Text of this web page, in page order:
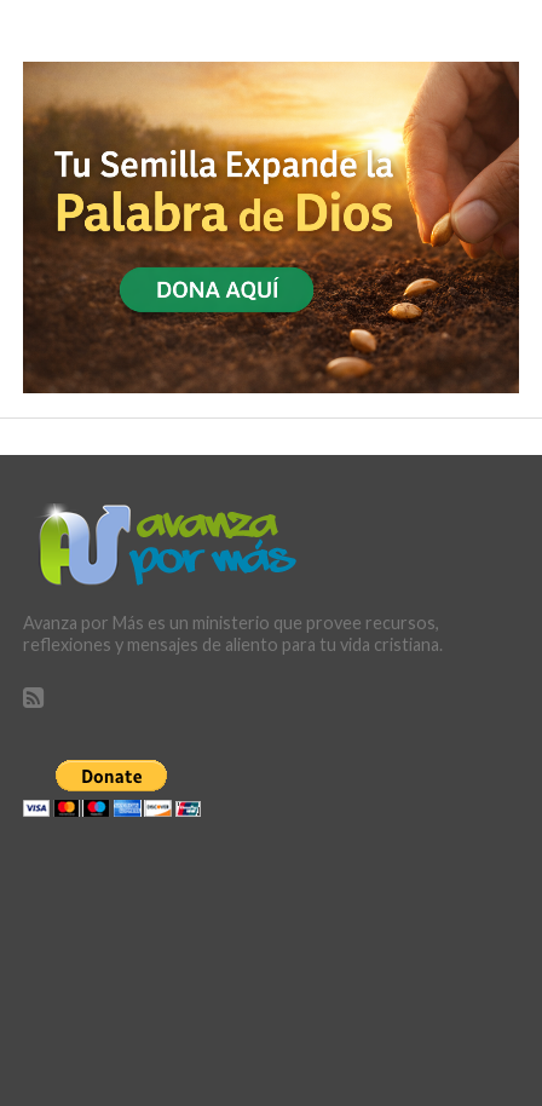
Avanza por Más es un ministerio que provee recursos,
reflexiones y mensajes de aliento para tu vida cristiana.